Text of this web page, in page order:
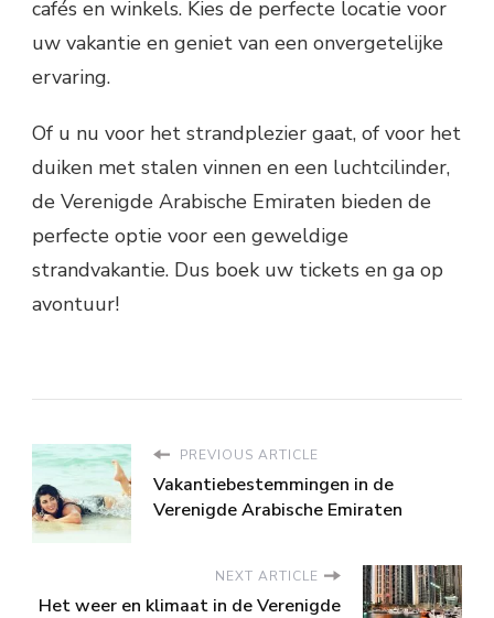
cafés en winkels. Kies de perfecte locatie voor
uw vakantie en geniet van een onvergetelijke
ervaring.
Of u nu voor het strandplezier gaat, of voor het
duiken met stalen vinnen en een luchtcilinder,
de Verenigde Arabische Emiraten bieden de
perfecte optie voor een geweldige
strandvakantie. Dus boek uw tickets en ga op
avontuur!
PREVIOUS ARTICLE
Vakantiebestemmingen in de
Verenigde Arabische Emiraten
NEXT ARTICLE
Het weer en klimaat in de Verenigde